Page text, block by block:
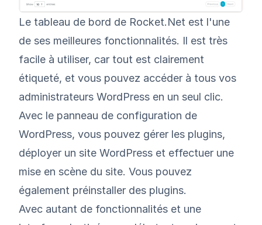
Le tableau de bord de Rocket.Net est l'une
de ses meilleures fonctionnalités. Il est très
facile à utiliser, car tout est clairement
étiqueté, et vous pouvez accéder à tous vos
administrateurs WordPress en un seul clic.
Avec le panneau de configuration de
WordPress, vous pouvez gérer les plugins,
déployer un site WordPress et effectuer une
mise en scène du site. Vous pouvez
également préinstaller des plugins.
Avec autant de fonctionnalités et une